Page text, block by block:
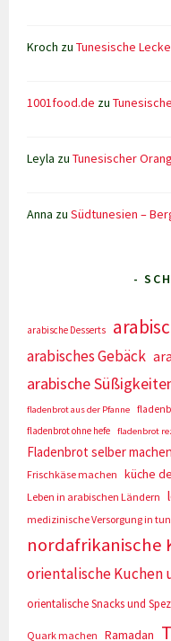
Kroch zuTunesische
1001food.de zu
Leyla zuTunesischer
Anna zuSüdtunesien –
-
arabische Desserts
arabisches Gebäck
arabische
fladenbrot aus der Pfanne
fladenbrot ohne hefe
fladenbrot
Fladenbrot selber machen
Frischkäse machen
küche
Leben in arabischen Ländern
medizinische Versorgung in
nordafrikanische
orientalische Kuchen
orientalische Snacks und
Quark machen Ramadan